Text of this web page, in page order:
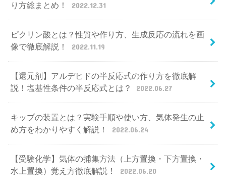
り方総まとめ！
2022.12.31
ピクリン酸とは？性質や作り方、生成反応の流れを画
像で徹底解説！
2022.11.19
【還元剤】アルデヒドの半反応式の作り方を徹底解
説！塩基性条件の半反応式とは？
2022.06.27
キップの装置とは？実験手順や使い方、気体発生の止
め方をわかりやすく解説！
2022.06.24
【受験化学】気体の捕集方法（上方置換・下方置換・
水上置換）覚え方徹底解説！
2022.06.20